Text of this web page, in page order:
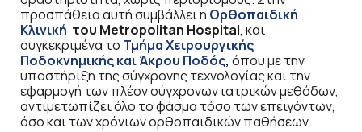
προσπάθεια αυτή συμβάλλει η Ορθοπαιδική
Κλινική του Metropolitan Hospital, και
συγκεκριμένα το Τμήμα Χειρουργικής
Ποδοκνημικής και Άκρου Ποδός, όπου με την
υποστήριξη της σύγχρονης τεχνολογίας και την
εφαρμογή των πλέον σύγχρονων ιατρικών μεθόδων,
αντιμετωπίζει όλο το φάσμα τόσο των επειγόντων,
όσο και των χρόνιων ορθοπαιδικών παθήσεων.